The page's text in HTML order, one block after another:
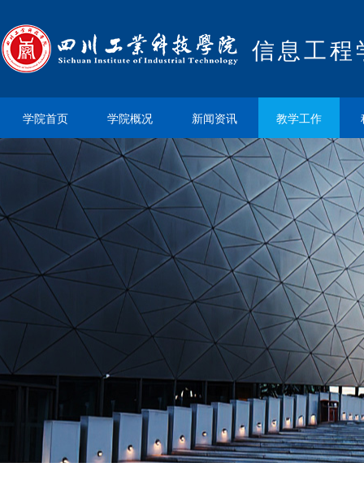
信息工程
学院首页 学院概况 新闻资讯 教学工作